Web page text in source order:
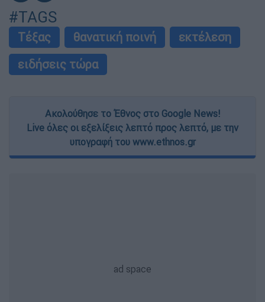
#TAGS
Τέξας θανατική ποινή
εκτέλεση
ειδήσεις τώρα
Ακολούθησε το Έθνος στο Google News!
Live όλες οι εξελίξεις λεπτό προς λεπτό, με την
υπογραφή του www.ethnos.gr